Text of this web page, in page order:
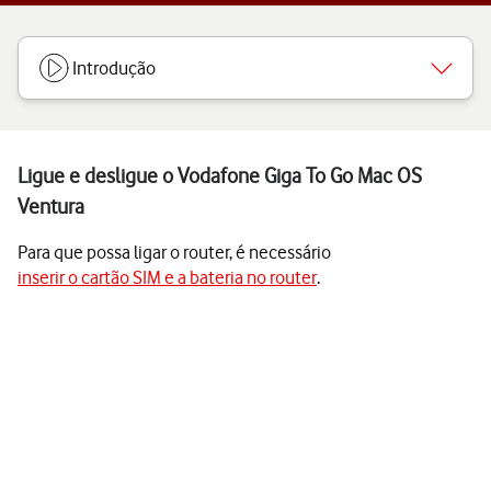
Introdução
Ligue e desligue o Vodafone Giga To Go Mac OS
Ventura
Para que possa ligar o router, é necessário
inserir o cartão SIM e a bateria no router.